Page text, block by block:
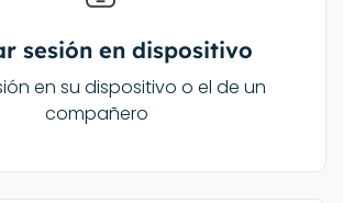
sesión en dispositivo
en su dispositivo o el de un
compañero